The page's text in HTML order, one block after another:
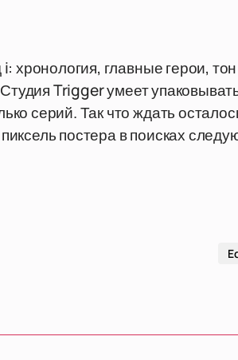
хронология, главные герои,
Trigger умеет
серий. Так что ждать
постера в поисках